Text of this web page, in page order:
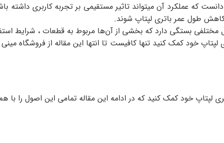
که عملکرد آن میتواند تاثیر مستقیمی بر تجربه کاربری داشته
کاهش طول عمر باتری لپتاپ شوند.
مختلفی بستگی دارد که بخشی از آن‌ها مربوط به قطعات ، شرایط
خود کمک کنید تنها کافیست تا انتها این مقاله ازفروشگاه مینی
لپتاپ خود کمک کنید که در ادامه این مقاله تمامی این اصول را با